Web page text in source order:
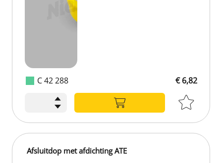
C 42 288 € 6,82
Afsluitdop met afdichting ATE